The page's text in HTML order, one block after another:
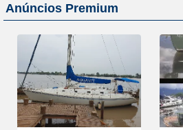
Anúncios Premium